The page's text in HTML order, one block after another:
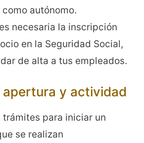
autónomo.
necesaria la inscripción
en la Seguridad Social,
de alta a tus empleados.
apertura y actividad
trámites para iniciar un
se realizan